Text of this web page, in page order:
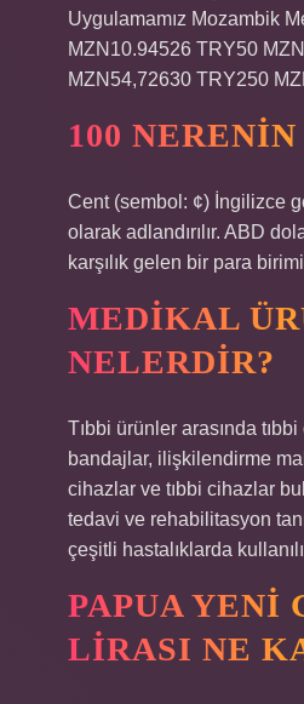
Uygulamamız Mozambik
MZN10.94526 TRY50
MZN54,72630 TRY250
100
Cent (sembol: ¢) İngilizce
olarak adlandırılır. ABD
karşılık gelen bir para
MEDIKAL
NELERDIR?
Tıbbi ürünler arasında
bandajlar, ilişkilendirme
cihazlar ve tıbbi cihazlar
tedavi ve rehabilitasyon
çeşitli hastalıklarda
PAPUA YENI
LIRASI NE